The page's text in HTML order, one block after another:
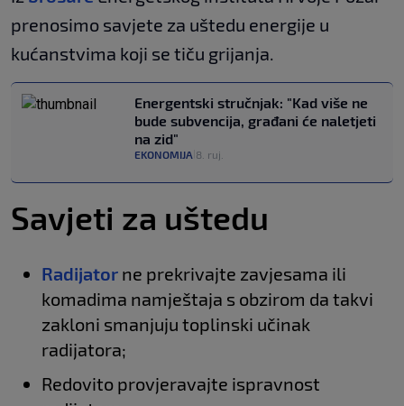
prenosimo savjete za uštedu energije u
kućanstvima koji se tiču grijanja.
Energentski stručnjak: "Kad više ne
bude subvencija, građani će naletjeti
na zid"
EKONOMIJA 8. ruj.
Savjeti za uštedu
Radijator ne prekrivajte zavjesama ili
komadima namještaja s obzirom da takvi
zakloni smanjuju toplinski učinak
radijatora;
Redovito provjeravajte ispravnost